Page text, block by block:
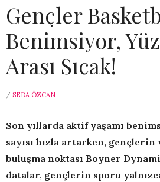
Gençler
Benimsiyor,
Arası Sıcak!
/ SEDA ÖZCAN
Son yıllarda aktif yaşamı
sayısı hızla artarken, gençlerin
buluşma noktası Boyner
datalar, gençlerin sporu